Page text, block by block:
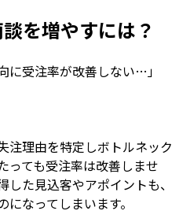
を増やすには？
に受注率が改善しない…」
注理由を特定しボトルネック
っても受注率は改善しませ
た見込客やアポイントも、
なってしまいます。